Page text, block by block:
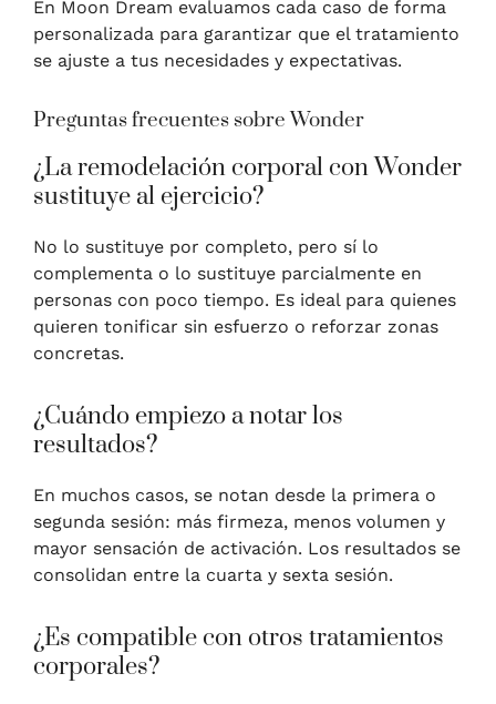
En Moon Dream evaluamos cada caso de forma
personalizada para garantizar que el tratamiento
se ajuste a tus necesidades y expectativas.
Preguntas frecuentes sobre Wonder
¿La remodelación corporal con Wonder
sustituye al ejercicio?
No lo sustituye por completo, pero sí lo
complementa o lo sustituye parcialmente en
personas con poco tiempo. Es ideal para quienes
quieren tonificar sin esfuerzo o reforzar zonas
concretas.
¿Cuándo empiezo a notar los
resultados?
En muchos casos, se notan desde la primera o
segunda sesión: más firmeza, menos volumen y
mayor sensación de activación. Los resultados se
consolidan entre la cuarta y sexta sesión.
¿Es compatible con otros tratamientos
corporales?